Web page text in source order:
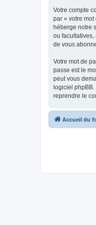
Votre compte
par « votre
héberge notre
ou
de vous
Votre mot de
passe est le
peut vous
logiciel phpBB.
reprendre le
Accueil du